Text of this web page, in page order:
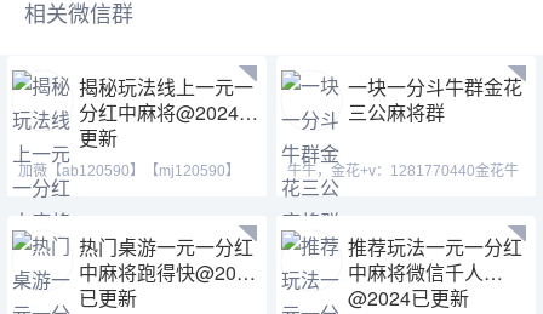
相关微信群
揭秘玩法线上一元一
分红中麻将@2024已
更新
加薇【ab120590】【mj120590】
【tj525555】红中做鬼百
一块一分斗牛群金花
三公麻将群
牛牛，金花+v：1281770440金花牛
牛多种玩法供君选择，游戏资
热门桌游一元一分红
中麻将跑得快@2024
已更新
推荐玩法一元一分红
中麻将微信千人
@2024已更新